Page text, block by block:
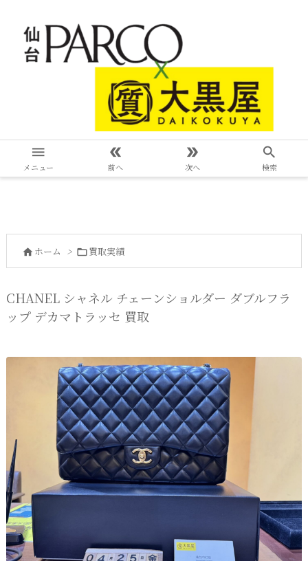

メニュー

前へ

次へ

検索
 ホーム > 買取実績
CHANEL シャネル チェーンショルダー ダブルフラ
ップ デカマトラッセ 買取